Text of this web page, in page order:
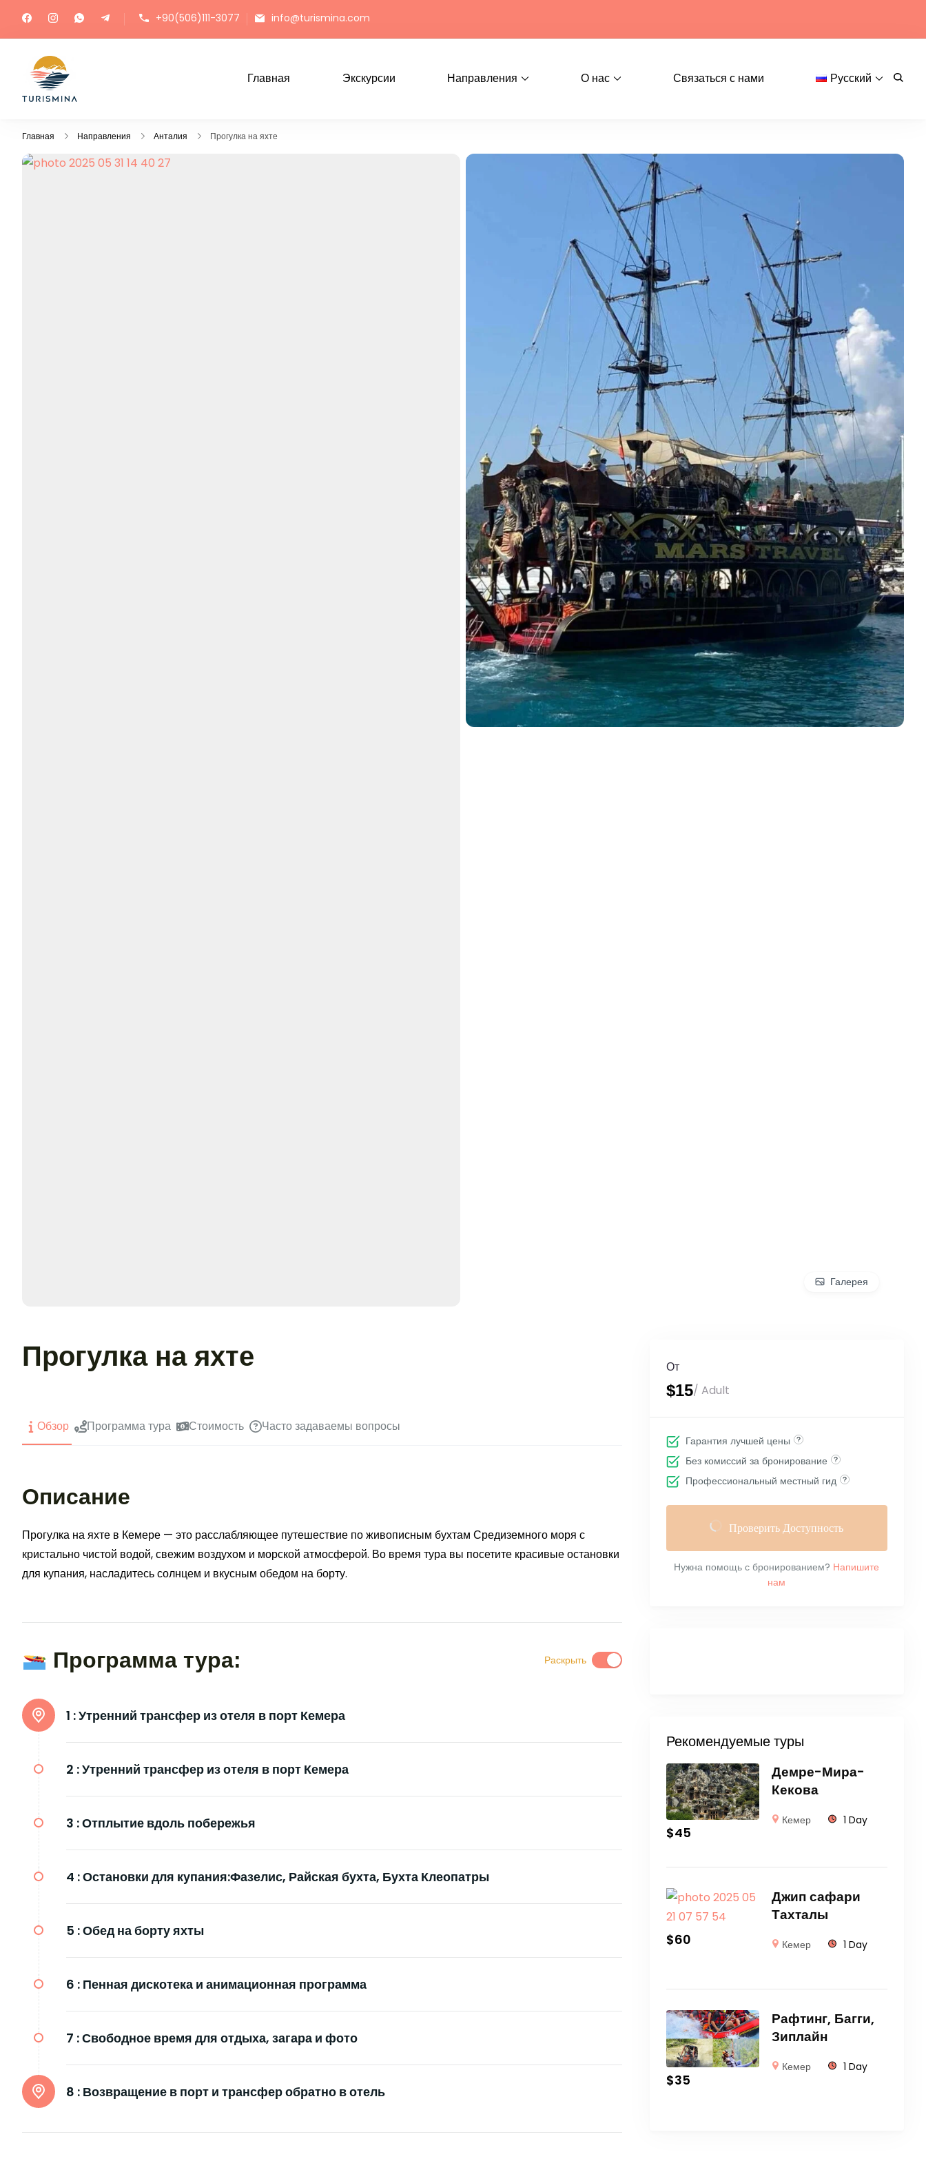
+90(506)111-3077 info@turismina.com
Главная Экскурсии Направления О нас Связаться с нами Русский
Главная Направления Анталия Прогулка на яхте
Галерея
Прогулка на яхте
Обзор Программа тура Стоимость Часто задаваемы вопросы
Описание
Прогулка на яхте в Кемере — это расслабляющее путешествие по живописным бухтам Средиземного моря с
кристально чистой водой, свежим воздухом и морской атмосферой. Во время тура вы посетите красивые остановки
для купания, насладитесь солнцем и вкусным обедом на борту.
Программа тура: Раскрыть
1 :Утренний трансфер из отеля в порт Кемера
2 :Утренний трансфер из отеля в порт Кемера
3 :Отплытие вдоль побережья
4 :Остановки для купания:Фазелис, Райская бухта, Бухта Клеопатры
5 :Обед на борту яхты
6 : Пенная дискотека и анимационная программа
7 :Свободное время для отдыха, загара и фото
8 : Возвращение в порт и трансфер обратно в отель
От
$15/ Adult
Гарантия лучшей цены
Без комиссий за бронирование
Профессиональный местный гид
Проверить Доступность
Нужна помощь с бронированием? Напишите
нам
Рекомендуемые туры
$45
Демре-Мира-
Кекова
Кемер 1 Day
$60
Джип сафари
Тахталы
Кемер 1 Day
$35
Рафтинг, Багги,
Зиплайн
Кемер 1 Day